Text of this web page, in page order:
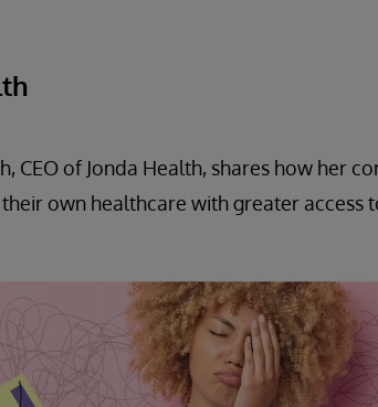
CEO of Jonda Health, shares how her
own healthcare with greater access